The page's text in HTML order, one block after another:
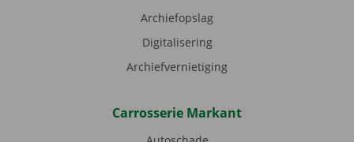
Archiefopslag
Digitalisering
Archiefvernietiging
Carrosserie Markant